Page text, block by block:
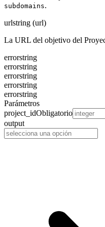
subdomains.
urlstring (url)
La URL del objetivo del
errorstring
errorstring
errorstring
errorstring
errorstring
Parámetros
project_idObligatorio
output